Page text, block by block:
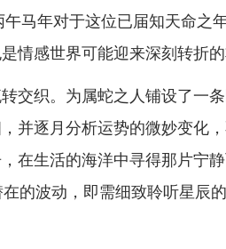
马年对于这位已届知天命之
情感世界可能迎来深刻转折的
交织。为属蛇之人铺设了一
并逐月分析运势的微妙变化
在生活的海洋中寻得那片宁
的波动，即需细致聆听星辰